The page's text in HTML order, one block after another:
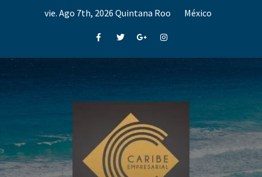
vie. Ago 7th, 2026 Quintana Roo México
FacebookTwitterGoogle+Instagram